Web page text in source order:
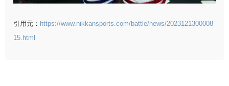
引用元： https://www.nikkansports.com/battle/news/2023121300008
15.html